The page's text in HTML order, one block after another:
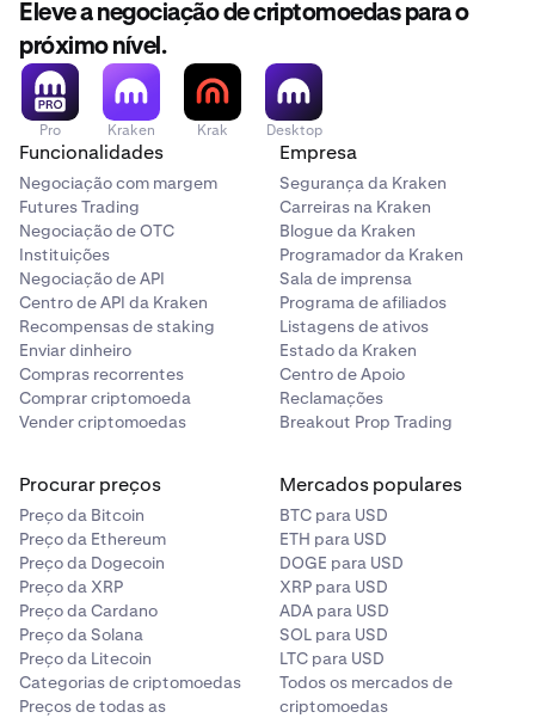
Toque no botão
conclua o passo de autenticação (por exemplo,
biometria ou palavra-passe).
6 Pode agora visualizar a suaxPub de Bitcoin.
exportar, pode digitalizar o código QR com outro
dispositivo ou simplesmente tocar no botão
xPubna parte inferior do ecrã.
Eleve a negociação de criptomoedas para o
próximo nível.
Pro Kraken Krak Desktop
Funcionalidades
Negociação com margem
Futures Trading
Negociação de OTC
Instituições
Negociação de API
Centro de API da Kraken
Recompensas de staking
Enviar dinheiro
Compras recorrentes
Comprar criptomoeda
Vender criptomoedas
Empresa
Segurança da Kraken
Carreiras na Kraken
Blogue da Kraken
Programador da Kraken
Sala de imprensa
Programa de afiliados
Listagens de ativos
Estado da Kraken
Centro de Apoio
Reclamações
Breakout Prop Trading
Procurar preços
Preço da Bitcoin
Preço da Ethereum
Preço da Dogecoin
Preço da XRP
Preço da Cardano
Preço da Solana
Preço da Litecoin
Categorias de criptomoedas
Preços de todas as
Mercados populares
BTC para USD
ETH para USD
DOGE para USD
XRP para USD
ADA para USD
SOL para USD
LTC para USD
Todos os mercados de
criptomoedas